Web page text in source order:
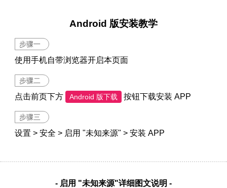
Android 版安装教学
步骤一
使用手机自带浏览器开启本页面
步骤二
点击前页下方 Android 版下载 按钮下载安装 APP
步骤三
设置 > 安全 > 启用 "未知来源" > 安装 APP
- 启用 "未知来源"详细图文说明 -